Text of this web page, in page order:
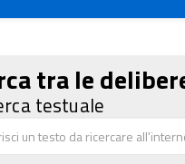
tra le
testuale